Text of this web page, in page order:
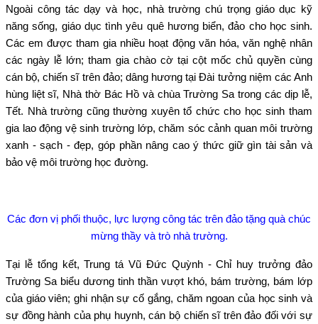
Ngoài công tác dạy và học, nhà trường chú trọng giáo dục kỹ
năng sống, giáo dục tình yêu quê hương biển, đảo cho học sinh.
Các em được tham gia nhiều hoạt động văn hóa, văn nghệ nhân
các ngày lễ lớn; tham gia chào cờ tại cột mốc chủ quyền cùng
cán bộ, chiến sĩ trên đảo; dâng hương tại Đài tưởng niệm các Anh
hùng liệt sĩ, Nhà thờ Bác Hồ và chùa Trường Sa trong các dịp lễ,
Tết. Nhà trường cũng thường xuyên tổ chức cho học sinh tham
gia lao động vệ sinh trường lớp, chăm sóc cảnh quan môi trường
xanh - sạch - đẹp, góp phần nâng cao ý thức giữ gìn tài sản và
bảo vệ môi trường học đường.
Các đơn vị phối thuộc, lực lượng công tác trên đảo tặng quà chúc
mừng thầy và trò nhà trường.
Tại lễ tổng kết, Trung tá Vũ Đức Quỳnh - Chỉ huy trưởng đảo
Trường Sa biểu dương tinh thần vượt khó, bám trường, bám lớp
của giáo viên; ghi nhận sự cố gắng, chăm ngoan của học sinh và
sự đồng hành của phụ huynh, cán bộ chiến sĩ trên đảo đối với sự